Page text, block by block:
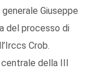
Giuseppe
del processo di
Crob.
della III